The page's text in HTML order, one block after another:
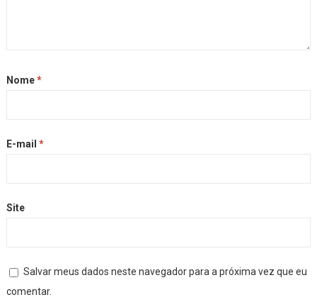
Nome*
E-mail *
Site
Salvar meus dados neste navegador para a próxima vez que eu
comentar.